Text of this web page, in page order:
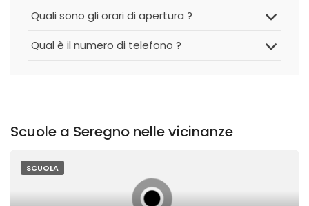
Quali sono gli orari di apertura ?
Qual è il numero di telefono ?
Scuole a Seregno nelle vicinanze
SCUOLA